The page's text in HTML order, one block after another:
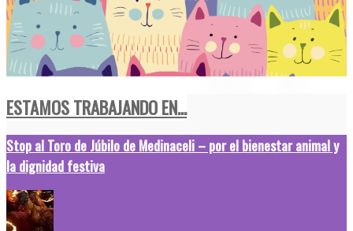
ESTAMOS TRABAJANDO EN...
Stop al Toro de Júbilo de Medinaceli – por el bienestar animal y
la dignidad festiva